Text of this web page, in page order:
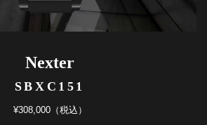
Nexter
SBXC151
¥308,000（税込）